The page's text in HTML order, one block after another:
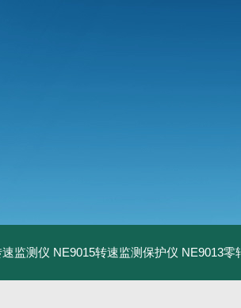
监测仪 NE9015转速监测保护仪 NE9013零